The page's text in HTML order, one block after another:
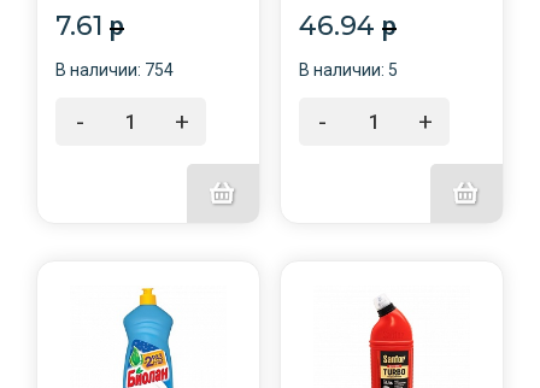
1Г/50/200/
7.61 p
В наличии: 754
- +
46.94 p
В наличии: 5
- +